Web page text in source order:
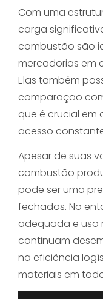
Com uma
carga
combustão são
mercadorias em
Elas também
comparação
que é crucial em
acesso
Apesar de suas
combustão
pode ser uma
fechados. No
adequada e uso
continuam
na eficiência
materiais em